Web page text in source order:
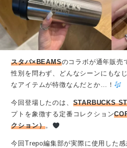
スタバ×BEAMSのコラボが通年販売
性別を問わず、どんなシーンにもな
なアイテムが特徴なんだとか…！
今回登場したのは、 STARBUCKS
プトを象徴する定番コレクション
クション）。
今回Trepo編集部が実際に使用した